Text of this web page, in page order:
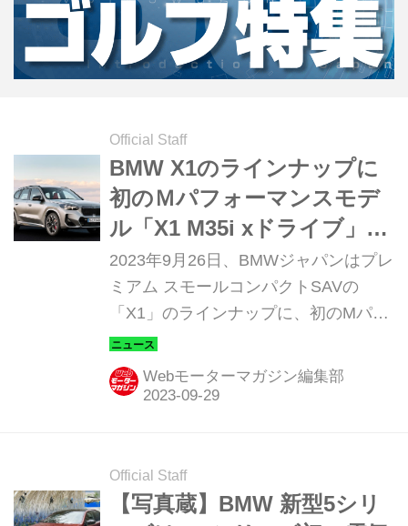
Official Staff
BMW X1のラインナップに
初のＭパフォーマンスモデ
ル「X1 M35i xドライブ」を
追加
2023年9月26日、BMWジャパンはプレ
ミアム スモールコンパクトSAVの
「X1」のラインナップに、初のMパフ
ォーマンスモデル「X1 M35i xドライ
ブ」を追加した。デリバリーは、2024
年1月下旬を予定している。
Webモーターマガジン編集部
Official Staff
【写真蔵】BMW 新型5シリ